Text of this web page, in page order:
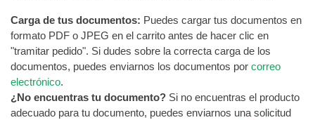
Carga de tus documentos: Puedes cargar tus documentos en
formato PDF o JPEG en el carrito antes de hacer clic en
"tramitar pedido". Si dudes sobre la correcta carga de los
documentos, puedes enviarnos los documentos por correo
electrónico.
¿No encuentras tu documento? Si no encuentras el producto
adecuado para tu documento, puedes enviarnos una solicitud